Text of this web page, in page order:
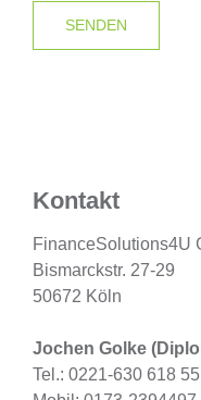
Kontakt
FinanceSolutions4U
Bismarckstr. 27-29
50672 Köln
Jochen Golke
Tel.: 0221-630 618 55